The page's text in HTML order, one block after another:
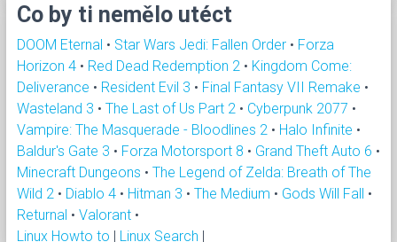
Co by ti nemělo utéct
DOOM Eternal • Star Wars Jedi: Fallen Order • Forza
Horizon 4 • Red Dead Redemption 2 • Kingdom Come:
Deliverance • Resident Evil 3 • Final Fantasy VII Remake •
Wasteland 3 • The Last of Us Part 2 • Cyberpunk 2077 •
Vampire: The Masquerade - Bloodlines 2 • Halo Infinite •
Baldur's Gate 3 • Forza Motorsport 8 • Grand Theft Auto 6 •
Minecraft Dungeons • The Legend of Zelda: Breath of The
Wild 2 • Diablo 4 • Hitman 3 • The Medium • Gods Will Fall •
Returnal • Valorant •
Linux Howto to | Linux Search |